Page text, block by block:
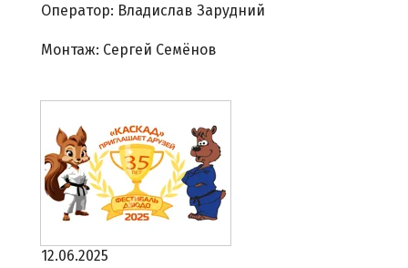
Оператор: Владислав Зарудний
Монтаж: Сергей Семёнов
12.06.2025